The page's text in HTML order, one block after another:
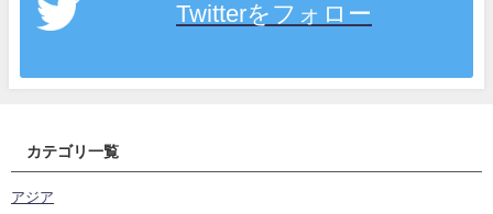
Twitterをフォロー
カテゴリ一覧
アジア